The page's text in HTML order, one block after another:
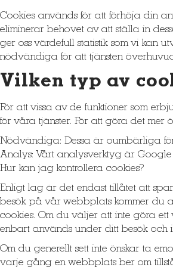
Cookies används för att förhöja din
eliminerar behovet av att ställa in
ger oss värdefull statistik som vi kan
nödvändiga för att tjänsten
Vilken typ av
För att vissa av de funktioner som
för våra tjänster. För att göra det mer
Nödvändiga: Dessa är oumbärliga
Analys: Vårt analysverktyg är
Hur kan jag kontrollera cookies?
Enligt lag är det endast tillåtet att
besök på vår webbplats kommer du
cookies. Om du väljer att inte göra
enbart används under ditt besök och
Om du generellt sett inte önskar ta
varje gång en webbplats ber om